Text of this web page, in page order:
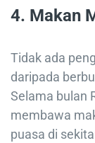
4. Makan
Tidak ada
daripada
Selama bulan
membawa
puasa di